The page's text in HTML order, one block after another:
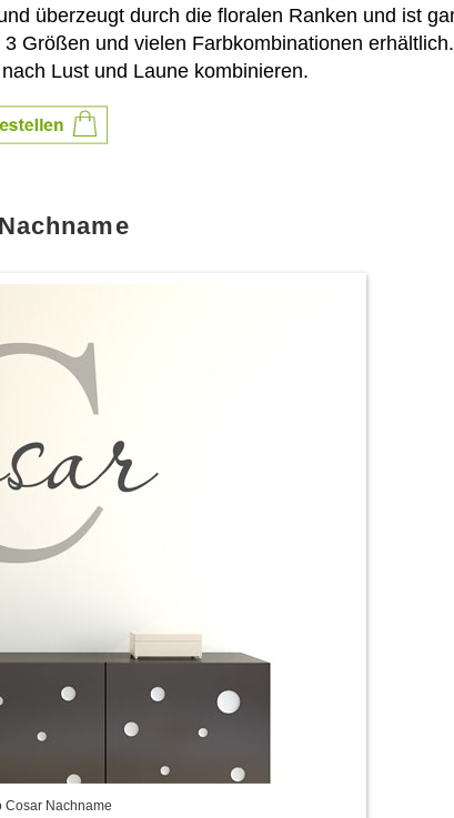
überzeugt durch die floralen Ranken und ist
Größen und vielen Farbkombinationen
Lust und Laune kombinieren.
Cosar Nachname